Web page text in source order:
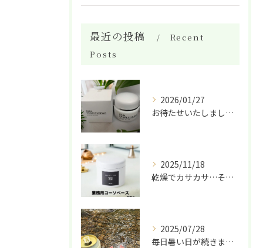
最近の投稿
Recent
Posts
2026/01/27
お待たせいたしました！
2025/11/18
乾燥でカサカサ…そんな肌に救世主✨ 天然酵母と植物エキスでし...
2025/07/28
毎日暑い日が続きますね。